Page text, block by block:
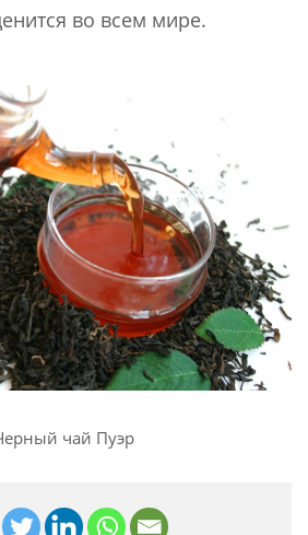
во всем мире.
чай Пуэр